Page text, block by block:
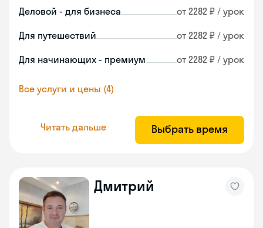
Деловой - для бизнеса от 2282 ₽ / урок
Для путешествий от 2282 ₽ / урок
Для начинающих - премиум от 2282 ₽ / урок
Все услуги и цены (4)
Читать дальше Выбрать время
Дмитрий